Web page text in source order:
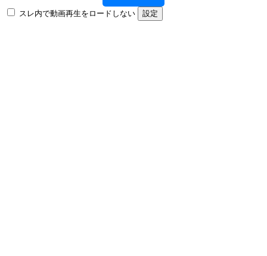
スレ内で動画再生をロードしない